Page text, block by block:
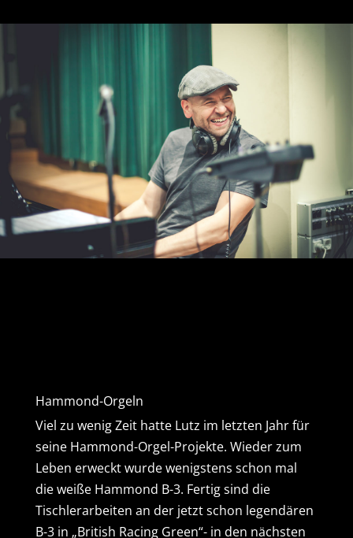
Hammond-Orgeln
Viel zu wenig Zeit hatte Lutz im letzten Jahr für
seine Hammond-Orgel-Projekte. Wieder zum
Leben erweckt wurde wenigstens schon mal
die weiße Hammond B-3. Fertig sind die
Tischlerarbeiten an der jetzt schon legendären
B-3 in „British Racing Green“- in den nächsten